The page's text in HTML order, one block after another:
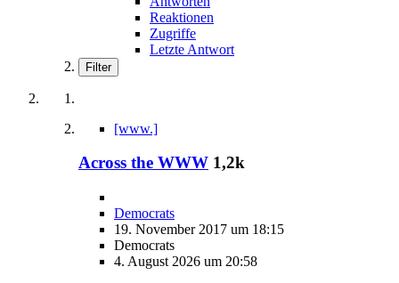
Reaktionen
Zugriffe
Letzte Antwort
Filter
[www.]
Across the WWW 1,2k
Democrats
19. November 2017 um 18:15
Democrats
4. August 2026 um 20:58